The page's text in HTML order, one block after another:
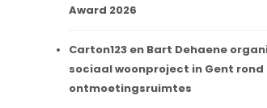
Award 2026
Carton123 en Bart Dehaene
sociaal woonproject in Gent rond
ontmoetingsruimtes